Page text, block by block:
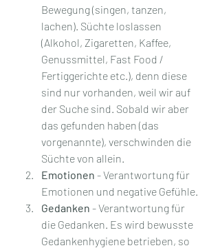
Bewegung (singen, tanzen,
lachen). Süchte loslassen
(Alkohol, Zigaretten, Kaffee,
Genussmittel, Fast Food /
Fertiggerichte etc.), denn diese
sind nur vorhanden, weil wir auf
der Suche sind. Sobald wir aber
das gefunden haben (das
vorgenannte), verschwinden die
Süchte von allein.
Emotionen - Verantwortung für
Emotionen und negative Gefühle.
Gedanken - Verantwortung für
die Gedanken. Es wird bewusste
Gedankenhygiene betrieben, so